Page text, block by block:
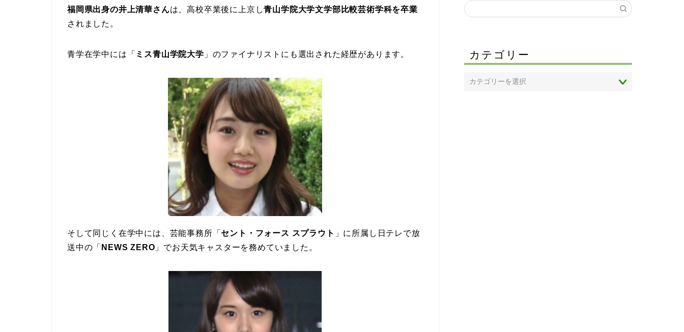
福岡県出身の井上清華さんは、高校卒業後に上京し青山学院大学文学部比較芸術学科を卒業
されました。
青学在学中には「 ミス青山学院大学 」のファイナリストにも選出された経歴があります。
そして同じく在学中には、芸能事務所「 セント・フォース スプラウト 」に所属し日テレで放
送中の「 NEWS ZERO 」でお天気キャスターを務めていました。
カテゴリー